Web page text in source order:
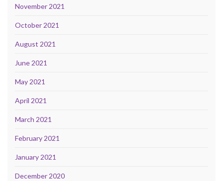
November 2021
October 2021
August 2021
June 2021
May 2021
April 2021
March 2021
February 2021
January 2021
December 2020